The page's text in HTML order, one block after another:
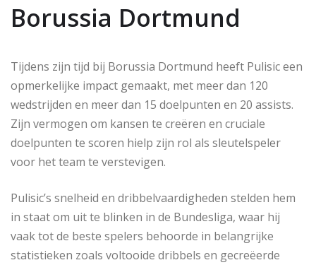
Borussia Dortmund
Tijdens zijn tijd bij Borussia Dortmund heeft Pulisic een
opmerkelijke impact gemaakt, met meer dan 120
wedstrijden en meer dan 15 doelpunten en 20 assists.
Zijn vermogen om kansen te creëren en cruciale
doelpunten te scoren hielp zijn rol als sleutelspeler
voor het team te verstevigen.
Pulisic’s snelheid en dribbelvaardigheden stelden hem
in staat om uit te blinken in de Bundesliga, waar hij
vaak tot de beste spelers behoorde in belangrijke
statistieken zoals voltooide dribbels en gecreëerde